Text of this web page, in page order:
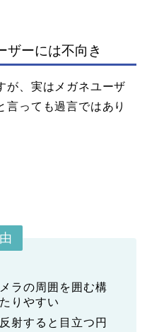
ザーには不向き
が、実はメガネユーザ
言っても過言ではあり
ラの周囲を囲む構
りやすい
射すると目立つ円